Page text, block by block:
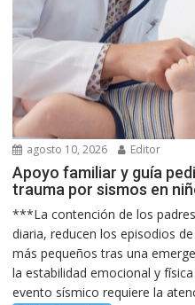
agosto 10, 2026 Editor
Apoyo familiar y guía
trauma por sismos en
***La contención de los
diaria, reducen los episodios
más pequeños tras una
la estabilidad emocional y
evento sísmico requiere la